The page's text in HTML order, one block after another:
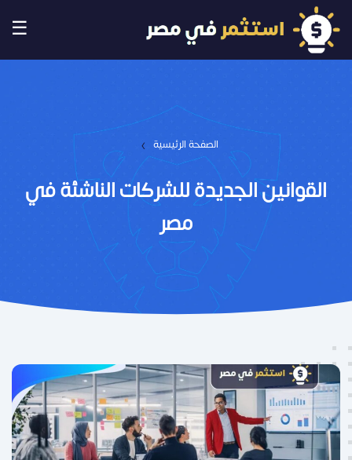
☰
الصفحة الرئيسية ›
القوانين الجديدة للشركات الناشئة في
مصر